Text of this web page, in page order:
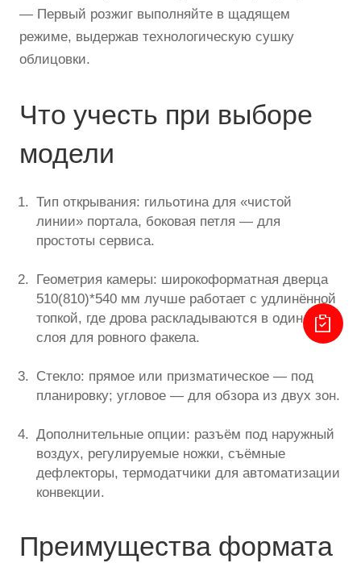
— Первый розжиг выполняйте в щадящем
режиме, выдержав технологическую сушку
облицовки.
Что учесть при выборе
модели
Тип открывания: гильотина для «чистой
линии» портала, боковая петля — для
простоты сервиса.
Геометрия камеры: широкоформатная дверца
510(810)*540 мм лучше работает с удлинённой
топкой, где дрова раскладываются в один-два
слоя для ровного факела.
Стекло: прямое или призматическое — под
планировку; угловое — для обзора из двух зон.
Дополнительные опции: разъём под наружный
воздух, регулируемые ножки, съёмные
дефлекторы, термодатчики для автоматизации
конвекции.
Преимущества формата